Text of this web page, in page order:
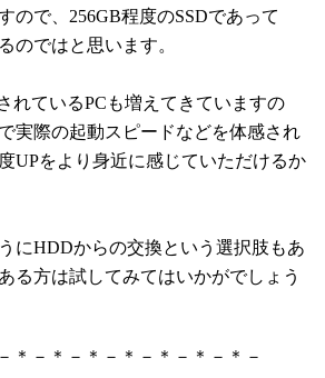
ので、256GB程度のSSDであって
のではと思います。
れているPCも増えてきていますの
実際の起動スピードなどを体感され
UPをより身近に感じていただけるか
にHDDからの交換という選択肢もあ
る方は試してみてはいかがでしょう
＊－＊－＊－＊－＊－＊－＊－